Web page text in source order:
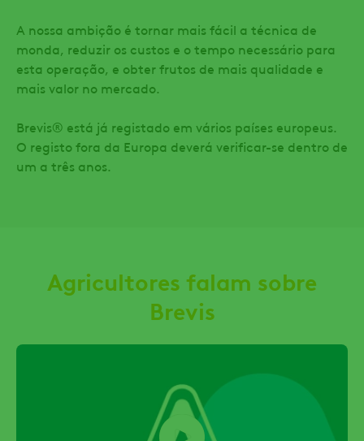
A nossa ambição é tornar mais fácil a técnica de
monda, reduzir os custos e o tempo necessário para
esta operação, e obter frutos de mais qualidade e
mais valor no mercado.
Brevis® está já registado em vários países europeus.
O registo fora da Europa deverá verificar-se dentro de
um a três anos.
Agricultores falam sobre
Brevis